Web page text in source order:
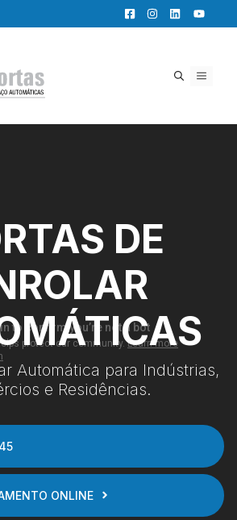
MENU
DE
Automática para Indústrias,
e Residências.
ONLINE